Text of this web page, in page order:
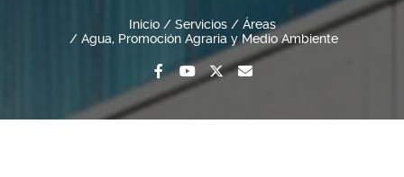
Inicio Servicios
Áreas
Agua, Promoción Agraria y Medio Ambiente